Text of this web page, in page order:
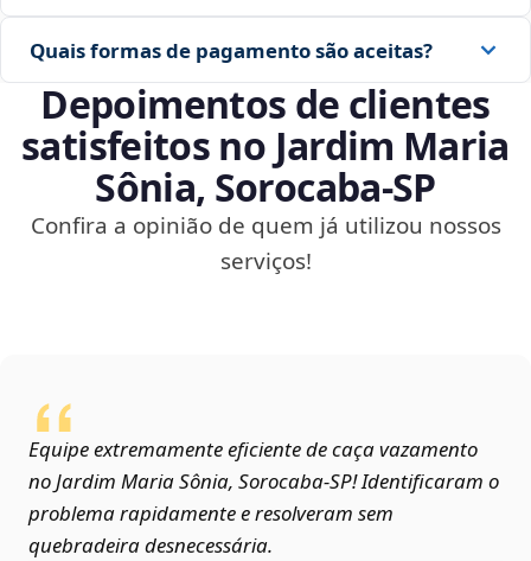
Quais formas de pagamento são aceitas?
Depoimentos de clientes
satisfeitos no Jardim Maria
Sônia, Sorocaba‑SP
Confira a opinião de quem já utilizou nossos
serviços!
Equipe extremamente eficiente de caça vazamento
no Jardim Maria Sônia, Sorocaba‑SP! Identificaram o
problema rapidamente e resolveram sem
quebradeira desnecessária.